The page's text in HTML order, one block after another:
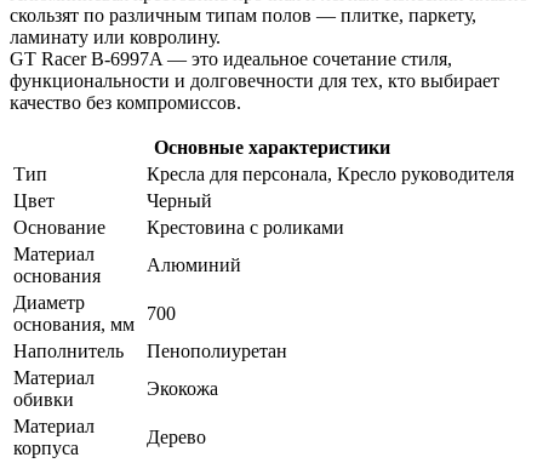
скользят по различным типам полов — плитке, паркету,
ламинату или ковролину.
GT Racer B-6997A — это идеальное сочетание стиля,
функциональности и долговечности для тех, кто выбирает
качество без компромиссов.
Основные характеристики
Тип
Кресла для персонала, Кресло руководителя
Цвет
Черный
Основание
Крестовина с роликами
Материал
основания
Алюминий
Диаметр
основания, мм
700
Наполнитель
Пенополиуретан
Материал
обивки
Экокожа
Материал
корпуса
Дерево